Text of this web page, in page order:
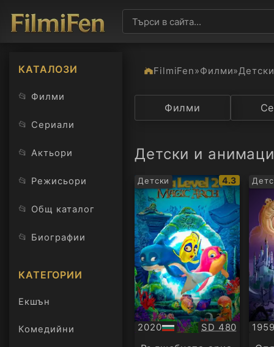
КАТАЛОЗИ
📂 Филми
📂 Сериали
📂 Актьори
📂 Режисьори
📂 Общ каталог
📂 Биографии
КАТЕГОРИИ
Екшън
Комедийни
FilmiFen»Филми»Детски
Категория
Филми
Детски и
Детски
IMDb
рейтинг:
4.3
2020
БГ
аудио
Качество:
SD 480 1959
БГ